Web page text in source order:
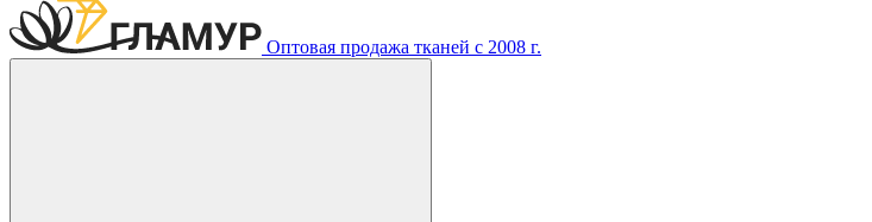
Оптовая продажа тканей с 2008 г.